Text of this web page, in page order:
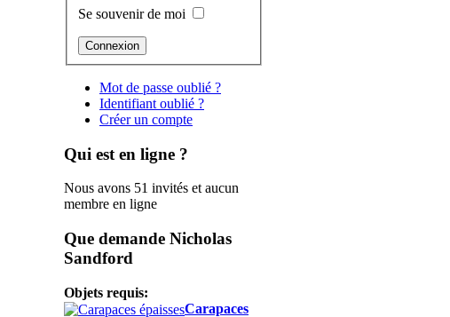
Se souvenir de moi
Mot de passe oublié ?
Identifiant oublié ?
Créer un compte
Qui est en ligne ?
Nous avons 51 invités et aucun
membre en ligne
Que demande Nicholas
Sandford
Objets requis:
Carapaces